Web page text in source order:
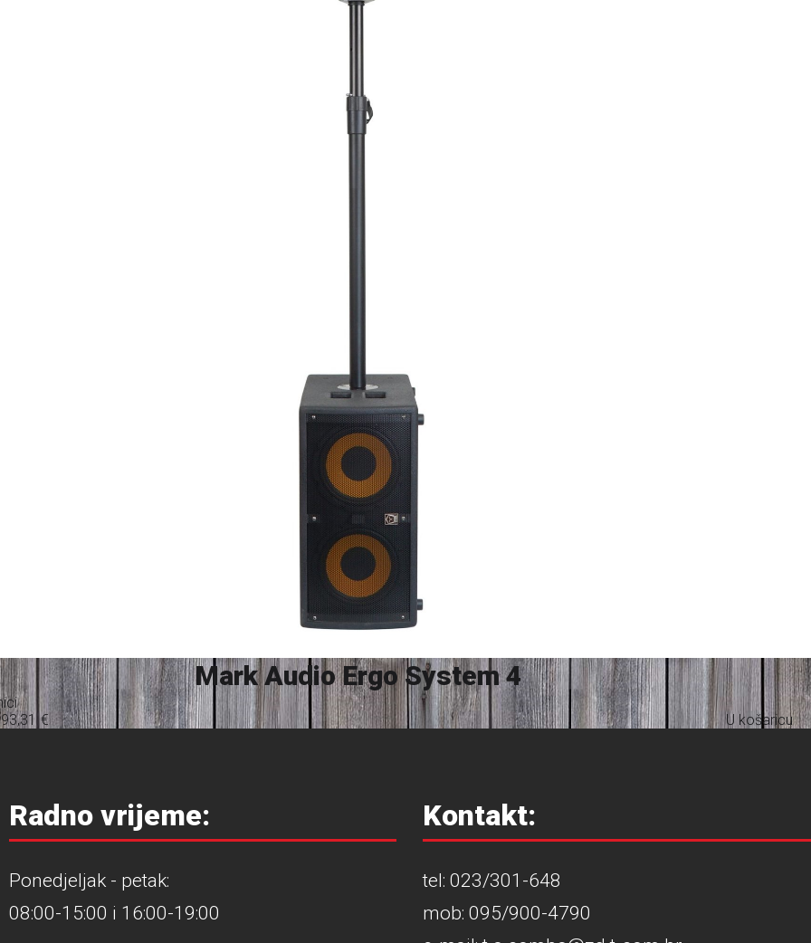
Mark Audio Ergo System 4
€ U košaricu
Radno vrijeme:
Ponedjeljak - petak:
08:00-15:00 i 16:00-19:00
Kontakt:
tel: 023/301-648
mob: 095/900-4790